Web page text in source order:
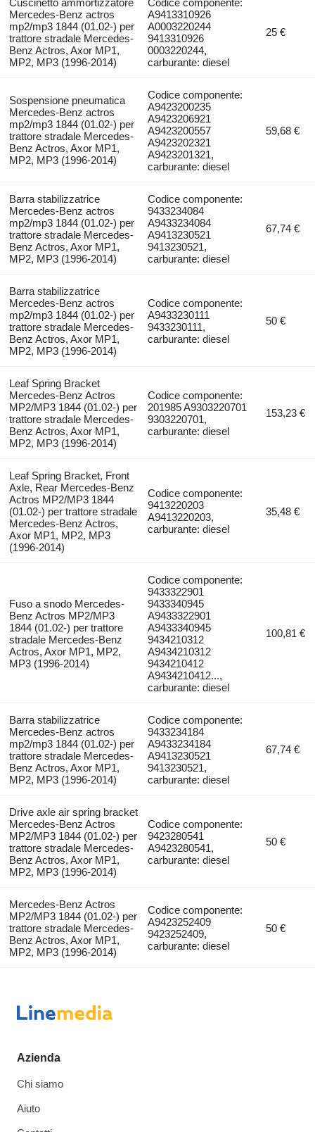
Cuscinetto ammortizzatore
Mercedes-Benz actros
mp2/mp3 1844 (01.02-) per
trattore stradale Mercedes-
Benz Actros, Axor MP1,
MP2, MP3 (1996-2014)
Codice componente:
A9413310926
A0003220244
9413310926
0003220244,
carburante: diesel
25 €
Sospensione pneumatica
Mercedes-Benz actros
mp2/mp3 1844 (01.02-) per
trattore stradale Mercedes-
Benz Actros, Axor MP1,
MP2, MP3 (1996-2014)
Codice componente:
A9423200235
A9423206921
A9423200557
A9423202321
A9423201321,
carburante: diesel
59,68 €
Barra stabilizzatrice
Mercedes-Benz actros
mp2/mp3 1844 (01.02-) per
trattore stradale Mercedes-
Benz Actros, Axor MP1,
MP2, MP3 (1996-2014)
Codice componente:
9433234084
A9433234084
A9413230521
9413230521,
carburante: diesel
67,74 €
Barra stabilizzatrice
Mercedes-Benz actros
mp2/mp3 1844 (01.02-) per
trattore stradale Mercedes-
Benz Actros, Axor MP1,
MP2, MP3 (1996-2014)
Codice componente:
A9433230111
9433230111,
carburante: diesel
50 €
Leaf Spring Bracket
Mercedes-Benz Actros
MP2/MP3 1844 (01.02-) per
trattore stradale Mercedes-
Benz Actros, Axor MP1,
MP2, MP3 (1996-2014)
Codice componente:
201985 A9303220701
9303220701,
carburante: diesel
153,23 €
Leaf Spring Bracket, Front
Axle, Rear Mercedes-Benz
Actros MP2/MP3 1844
(01.02-) per trattore stradale
Mercedes-Benz Actros,
Axor MP1, MP2, MP3
(1996-2014)
Codice componente:
9413220203
A9413220203,
carburante: diesel
35,48 €
Fuso a snodo Mercedes-
Benz Actros MP2/MP3
1844 (01.02-) per trattore
stradale Mercedes-Benz
Actros, Axor MP1, MP2,
MP3 (1996-2014)
Codice componente:
9433322901
9433340945
A9433322901
A9433340945
9434210312
A9434210312
9434210412
A9434210412...,
carburante: diesel
100,81 €
Barra stabilizzatrice
Mercedes-Benz actros
mp2/mp3 1844 (01.02-) per
trattore stradale Mercedes-
Benz Actros, Axor MP1,
MP2, MP3 (1996-2014)
Codice componente:
9433234184
A9433234184
A9413230521
9413230521,
carburante: diesel
67,74 €
Drive axle air spring bracket
Mercedes-Benz Actros
MP2/MP3 1844 (01.02-) per
trattore stradale Mercedes-
Benz Actros, Axor MP1,
MP2, MP3 (1996-2014)
Codice componente:
9423280541
A9423280541,
carburante: diesel
50 €
Mercedes-Benz Actros
MP2/MP3 1844 (01.02-) per
trattore stradale Mercedes-
Benz Actros, Axor MP1,
MP2, MP3 (1996-2014)
Codice componente:
A9423252409
9423252409,
carburante: diesel
50 €
Azienda
Chi siamo
Aiuto